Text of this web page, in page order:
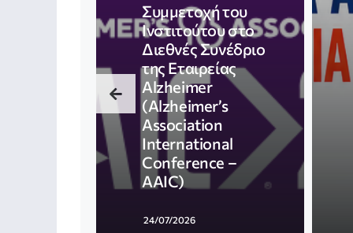
Συμμετοχή του
Ινστιτούτου στο
Διεθνές Συνέδριο
της Εταιρείας
Alzheimer
(Alzheimer’s
Association
International
Conference –
AAIC)
24/07/2026